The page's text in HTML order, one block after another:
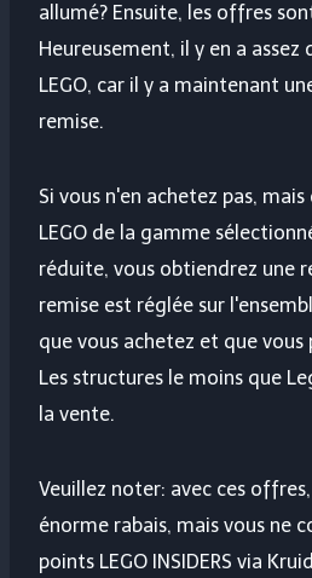
allumé? Ensuite, les offres
Heureusement, il y en a assez
LEGO, car il y a maintenant
remise.
Si vous n'en achetez pas,
LEGO de la gamme
réduite, vous obtiendrez une
remise est réglée sur
que vous achetez et que
Les structures le moins que
la vente.
Veuillez noter: avec ces
énorme rabais, mais vous ne
points LEGO INSIDERS via